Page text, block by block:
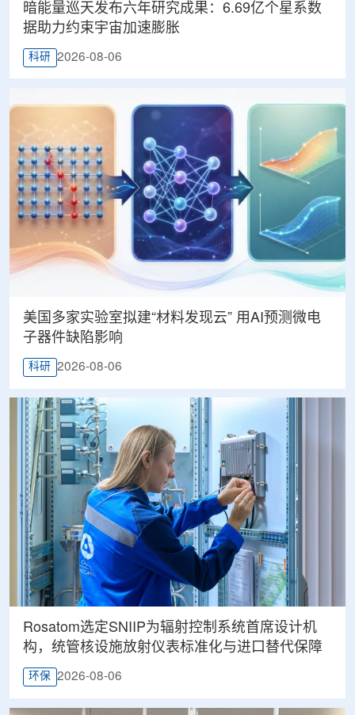
暗能量巡天发布六年研究成果：6.69亿个星系数
据助力约束宇宙加速膨胀
科研 2026-08-06
美国多家实验室拟建“材料发现云” 用AI预测微电
子器件缺陷影响
科研 2026-08-06
Rosatom选定SNIIP为辐射控制系统首席设计机
构，统管核设施放射仪表标准化与进口替代保障
环保 2026-08-06